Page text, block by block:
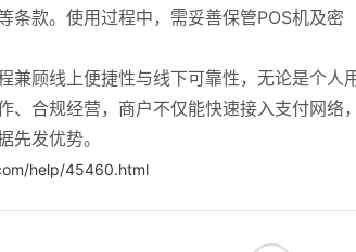
条款。使用过程中，需妥善保管POS机及密
兼顾线上便捷性与线下可靠性，无论是个人
合规经营，商户不仅能快速接入支付网络，
发优势。
help/45460.html